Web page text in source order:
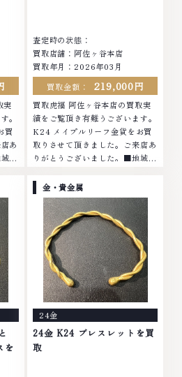
無休
実
。
買
あ
買
く
の
ダ
っ
っ
物
他
品
査
さ
査定時の状態：
買取店舗：阿佐ヶ谷本店
買取年月：2026年03月
買取金額：
219,000円
買取虎福 阿佐ヶ谷本店の買取実
績をご覧頂き有難うございます。
K24 メイプルリーフ金貨をお買
取りさせて頂きました。ご来店あ
りがとうございました。■地域買
モンド ブランド品 ブランド衣類
お酒買取りのことなら、お任せく
ださいなかでも金・プラチナ等の
アクセサリー・貴金属・宝石・ダ
イヤモンド・ジュエリーや ブラ
ンド品・時計等は特に自信を持っ
て、高額査定を実現しておりま
す。 古くて使わなくなってしま
ったアクセサリー、動かなくなっ
てしまった腕時計、多くのお品物
の高価買取りを実現しており、他
店ではお値段の付かなかったお品
物でも、一点一点丁寧に無料で査
を
金・貴金属
24金
24金 K24 ブレスレットを買
取